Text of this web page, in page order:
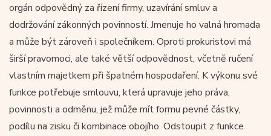
orgán odpovědný za řízení firmy, uzavírání smluv a
dodržování zákonných povinností. Jmenuje ho valná hromada
a může být zároveň i společníkem. Oproti prokuristovi má
širší pravomoci, ale také větší odpovědnost, včetně ručení
vlastním majetkem při špatném hospodaření. K výkonu své
funkce potřebuje smlouvu, která upravuje jeho práva,
povinnosti a odměnu, jež může mít formu pevné částky,
podílu na zisku či kombinace obojího. Odstoupit z funkce